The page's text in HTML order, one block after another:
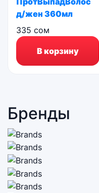
д/жен 360мл
335 сом
В корзину
Бренды